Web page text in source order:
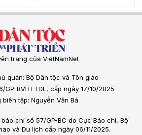
trang của VietNamNet
quản: Bộ Dân tộc và Tôn giáo
GP-BVHTTDL, cấp ngày 17/10/2025
biên tập: Nguyễn Văn Bá
chí số 57/GP-BC do Cục Báo chí, Bộ
và Du lịch cấp ngày 06/11/2025.